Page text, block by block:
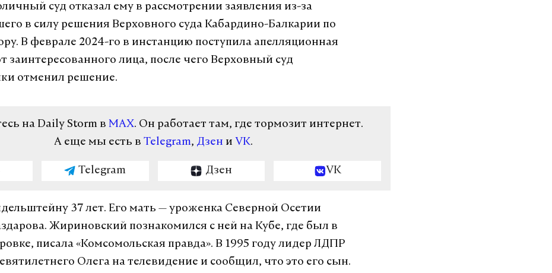
суд отказал ему в рассмотрении заявления из-за
в силу решения Верховного суда Кабардино-Балкарии по
В феврале 2024-го в инстанцию поступила апелляционная
заинтересованного лица, после чего Верховный суд
отменил решение.
на Daily Storm в MAX. Он работает там, где тормозит интернет.
А еще мы есть в Telegram, Дзен и VK.
Telegram Дзен VK
37 лет. Его мать — уроженка Северной Осетии
Жириновский познакомился с ней на Кубе, где был в
писала «Комсомольская правда». В 1995 году лидер ЛДПР
Олега на телевидение и сообщил, что это его сын.